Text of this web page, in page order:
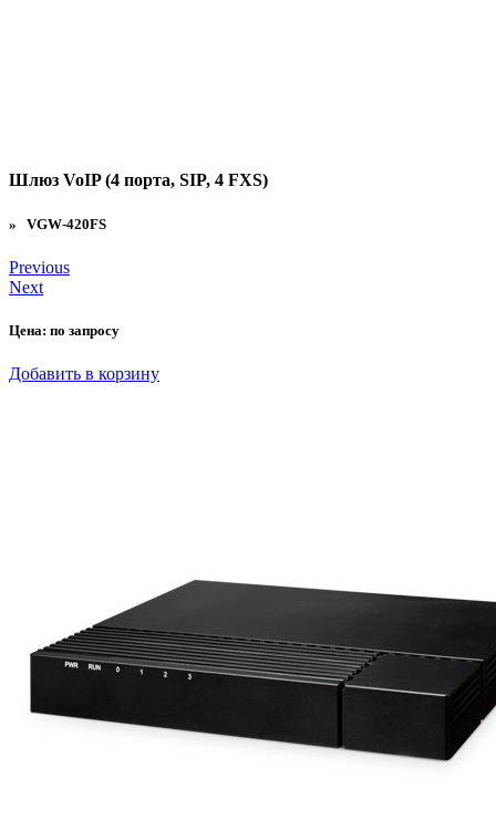
Шлюз VoIP (4 порта, SIP, 4 FXS)
» VGW-420FS
Previous
Next
Цена: по запросу
Добавить в корзину